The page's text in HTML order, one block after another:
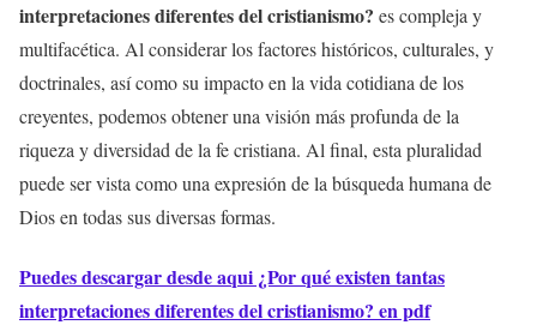
interpretaciones diferentes del cristianismo? es compleja y
multifacética. Al considerar los factores históricos, culturales, y
doctrinales, así como su impacto en la vida cotidiana de los
creyentes, podemos obtener una visión más profunda de la
riqueza y diversidad de la fe cristiana. Al final, esta pluralidad
puede ser vista como una expresión de la búsqueda humana de
Dios en todas sus diversas formas.
Puedes descargar desde aqui ¿Por qué existen tantas
interpretaciones diferentes del cristianismo? en pdf